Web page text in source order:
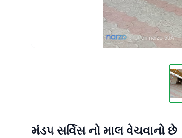
મંડપ સર્વિસ નો માલ વેચવાનો છે